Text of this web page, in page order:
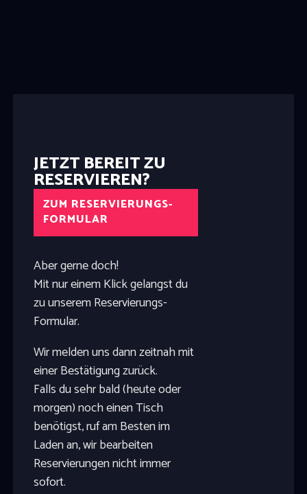
JETZT BEREIT ZU
RESERVIEREN?​
ZUM RESERVIERUNGS-
FORMULAR
Aber gerne doch!
Mit nur einem Klick gelangst du
zu unserem Reservierungs-
Formular.
Wir melden uns dann zeitnah mit
einer Bestätigung zurück.
Falls du sehr bald (heute oder
morgen) noch einen Tisch
benötigst, ruf am Besten im
Laden an, wir bearbeiten
Reservierungen nicht immer
sofort.